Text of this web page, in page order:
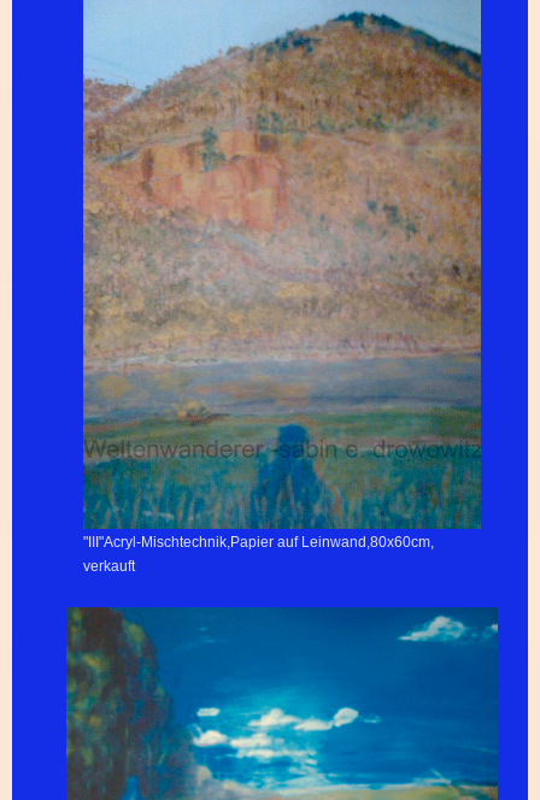
"III"Acryl-Mischtechnik,Papier auf Leinwand,80x60cm,
verkauft